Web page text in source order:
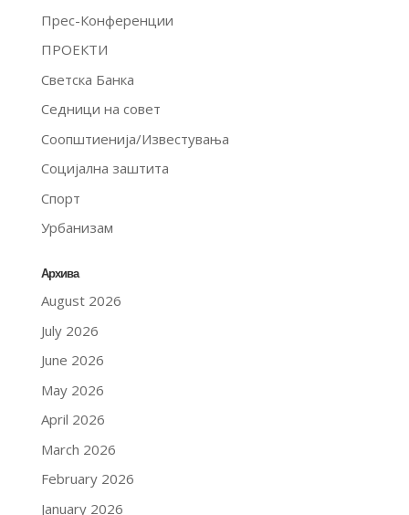
Прес-Конференции
ПРОЕКТИ
Светска Банка
Седници на совет
Соопштиенија/Известувања
Социјална заштита
Спорт
Урбанизам
Архива
August 2026
July 2026
June 2026
May 2026
April 2026
March 2026
February 2026
January 2026